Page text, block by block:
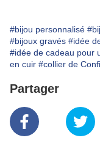
#bijou personnalisé
#bijoux gravés #idée
#idée de cadeau pour
en cuir #collier de
Partager